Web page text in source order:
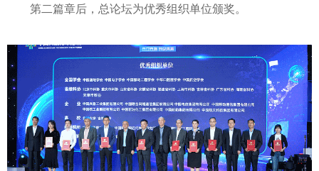
第二篇章后，总论坛为优秀组织单位颁奖。